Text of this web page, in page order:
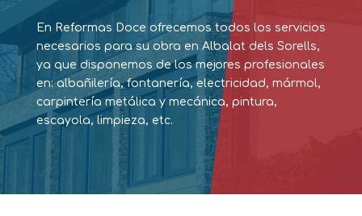
En Reformas Doce ofrecemos todos los servicios
necesarios para su obra en Albalat dels Sorells,
ya que disponemos de los mejores profesionales
en: albañilería, fontanería, electricidad, mármol,
carpintería metálica y mecánica, pintura,
escayola, limpieza, etc.